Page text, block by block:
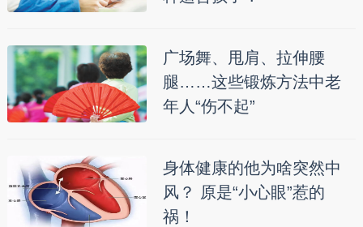
广场舞、甩肩、拉伸腰
腿……这些锻炼方法中老
年人“伤不起”
身体健康的他为啥突然中
风？ 原是“小心眼”惹的
祸！